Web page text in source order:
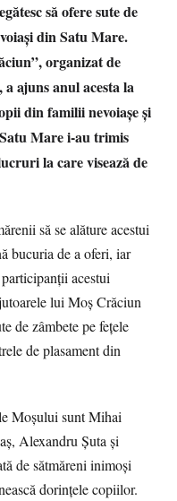
să ofere sute de
din Satu Mare.
organizat de
ajuns anul acesta la
din familii nevoiașe și
Mare i-au trimis
la care visează de
să se alăture acestui
bucuria de a oferi, iar
acestui
lui Moș Crăciun
de zâmbete pe fețele
de plasament din
Moșului sunt Mihai
Alexandru Șuta și
de sătmăreni inimoși
dorințele copiilor.